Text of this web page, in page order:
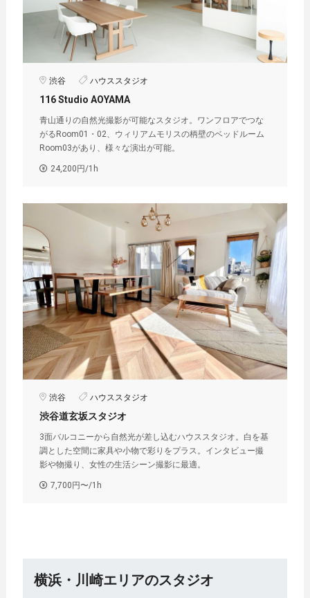
渋谷 ハウススタジオ
116 Studio AOYAMA
青山通りの自然光撮影が可能なスタジオ。ワンフロアでつな
がるRoom01・02、ウィリアムモリスの柄壁のベッドルーム
Room03があり、様々な演出が可能。
24,200円/1h
渋谷 ハウススタジオ
渋谷道玄坂スタジオ︎
3面バルコニーから自然光が差し込むハウススタジオ。白を基
調とした空間に家具や小物で彩りをプラス。インタビュー撮
影や物撮り、女性の生活シーン撮影に最適。
7,700円〜/1h
横浜・川崎エリアのスタジオ